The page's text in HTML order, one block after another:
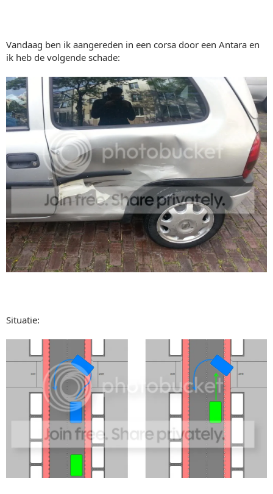
Vandaag ben ik aangereden in een corsa door een Antara en
ik heb de volgende schade:
Situatie: